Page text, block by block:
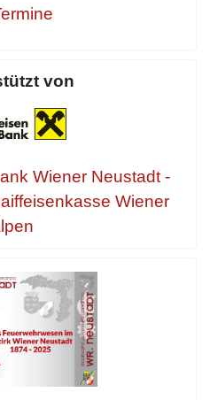
von
Wiener Neustadt -
Wiener